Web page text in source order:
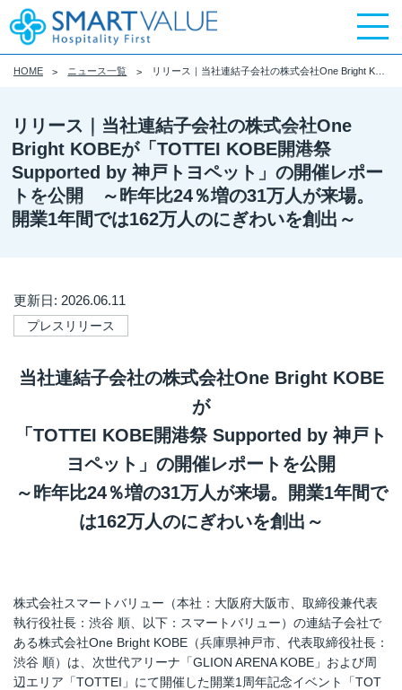
HOME ニュース一覧 リリース｜当社連結子会社の株式会社One Bright KOBEが「TOTTEI KOBE開港祭 Supported by 神戸トヨペット」の開催レポートを公開 ～昨年比24％増の31万人が来場。開業1年間では162万人のにぎわいを創出～
リリース｜当社連結子会社の株式会社One
Bright KOBEが「TOTTEI KOBE開港祭
Supported by 神戸トヨペット」の開催レポー
トを公開 ～昨年比24％増の31万人が来場。
開業1年間では162万人のにぎわいを創出～
更新日: 2026.06.11
プレスリリース
当社連結子会社の株式会社One Bright KOBE
が
「TOTTEI KOBE開港祭 Supported by 神戸ト
ヨペット」の開催レポートを公開
～昨年比24％増の31万人が来場。開業1年間で
は162万人のにぎわいを創出～
株式会社スマートバリュー（本社：大阪府大阪市、取締役兼代表
執行役社長：渋谷 順、以下：スマートバリュー）の連結子会社で
ある株式会社One Bright KOBE（兵庫県神戸市、代表取締役社長：
渋谷 順）は、次世代アリーナ「GLION ARENA KOBE」および周
辺エリア「TOTTEI」にて開催した開業1周年記念イベント「TOT